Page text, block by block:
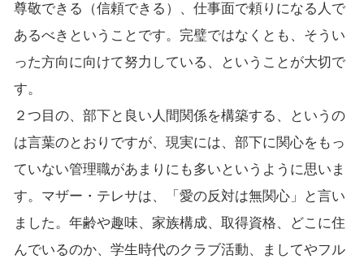
尊敬できる（信頼できる）、仕事面で頼りになる人で
あるべきということです。完璧ではなくとも、そうい
った方向に向けて努力している、ということが大切で
す。
２つ目の、部下と良い人間関係を構築する、というの
は言葉のとおりですが、現実には、部下に関心をもっ
ていない管理職があまりにも多いというように思いま
す。マザー・テレサは、「愛の反対は無関心」と言い
ました。年齢や趣味、家族構成、取得資格、どこに住
んでいるのか、学生時代のクラブ活動、ましてやフル